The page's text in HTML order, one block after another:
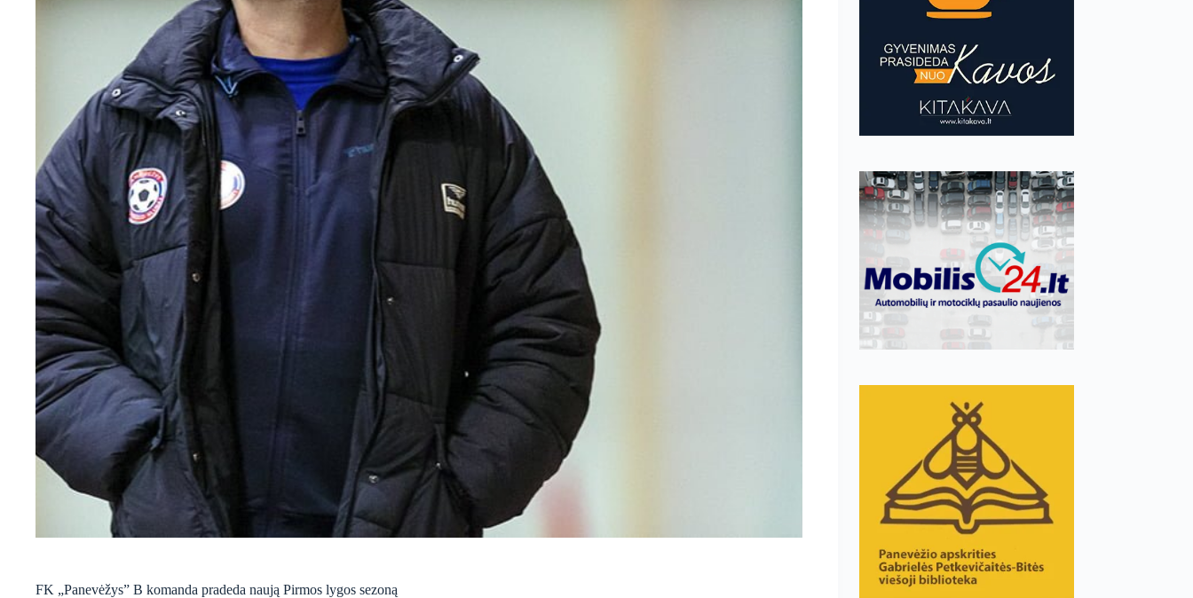
FK „Panevėžys” B komanda pradeda naują Pirmos lygos sezoną